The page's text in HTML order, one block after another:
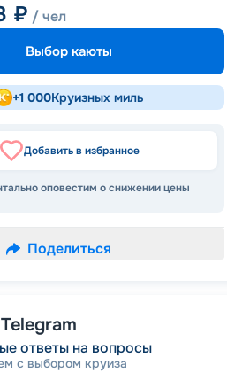
₽ / чел
Выбор каюты
+1 000Круизных миль
Добавить в избранное
оповестим о снижении цены
Поделиться
ответы на вопросы
с выбором круиза